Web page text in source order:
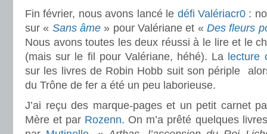
Fin février, nous avons lancé le défi Valériacr0:
sur « Sans âme » pour Valériane et «Des fleurs
Nous avons toutes les deux réussi à le lire et le
(mais sur le fil pour Valériane, héhé). La lecture
sur les livres de Robin Hobb suit son périple
du Trône de fer a été un peu laborieuse.
J’ai reçu des marque-pages et un petit carnet
Mère et par Rozenn. On m’a prêté quelques